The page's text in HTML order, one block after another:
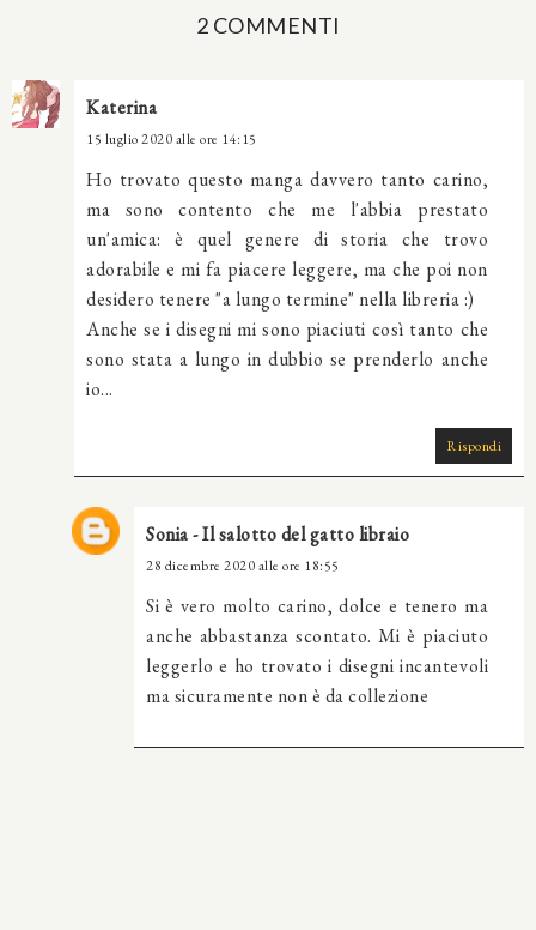
2 COMMENTI
Katerina
15 luglio 2020 alle ore 14:15
Ho trovato questo manga davvero tanto carino,
ma sono contento che me l'abbia prestato
un'amica: è quel genere di storia che trovo
adorabile e mi fa piacere leggere, ma che poi non
desidero tenere "a lungo termine" nella libreria :)
Anche se i disegni mi sono piaciuti così tanto che
sono stata a lungo in dubbio se prenderlo anche
io...
Rispondi
Sonia - Il salotto del gatto libraio
28 dicembre 2020 alle ore 18:55
Si è vero molto carino, dolce e tenero ma
anche abbastanza scontato. Mi è piaciuto
leggerlo e ho trovato i disegni incantevoli
ma sicuramente non è da collezione